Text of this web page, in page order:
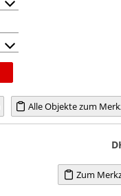
Alle Objekte zum
Zum